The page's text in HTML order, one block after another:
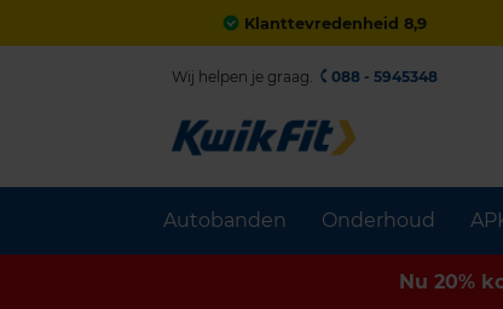
Klanttevredenheid 8,9
Autobanden Onderhoud
Wij helpen je graag. 088 - 5945348
Nu 20%